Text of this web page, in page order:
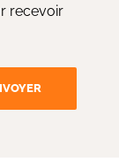
recevoir